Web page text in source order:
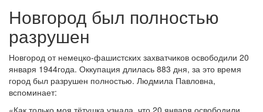
Новгород был полностью
разрушен
Новгород от немецко-фашистских захватчиков освободили 20
января 1944года. Оккупация длилась 883 дня, за это время
город был разрушен полностью. Людмила Павловна,
вспоминает:
«Как только моя тётушка узнала, что 20 января освободили